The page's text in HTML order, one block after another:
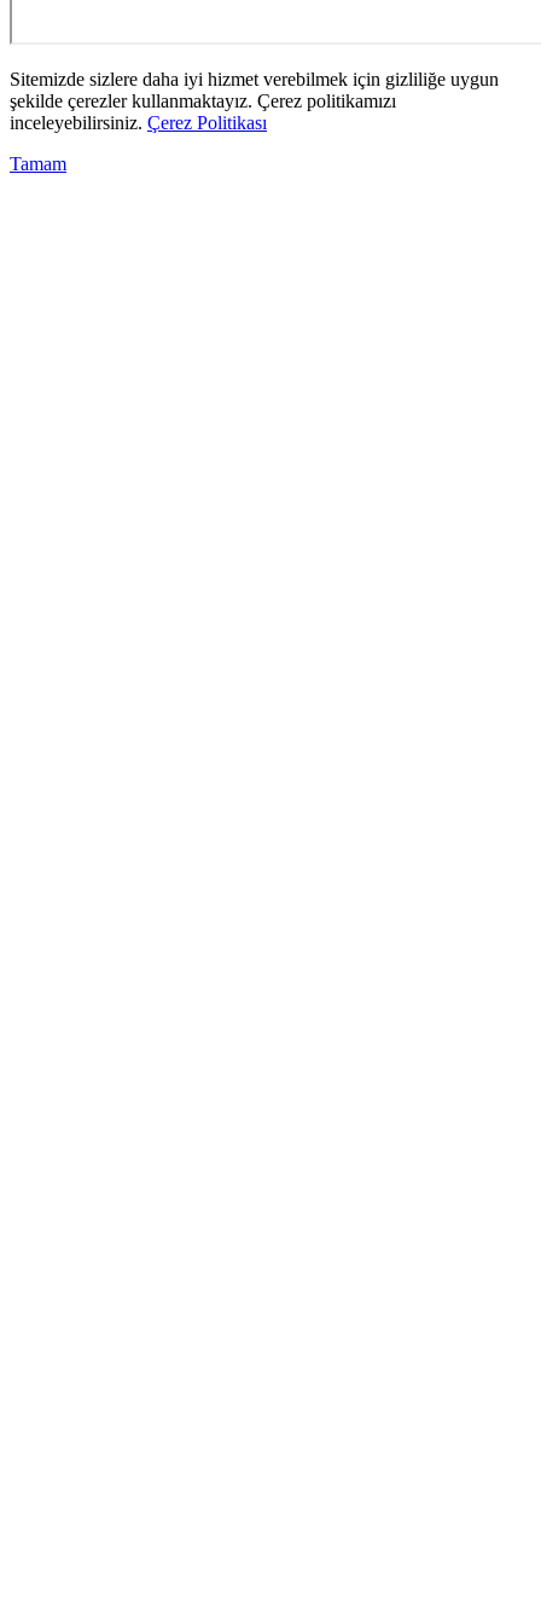
Sitemizde sizlere daha iyi hizmet verebilmek için gizliliğe uygun
şekilde çerezler kullanmaktayız. Çerez politikamızı
inceleyebilirsiniz. Çerez Politikası
Tamam